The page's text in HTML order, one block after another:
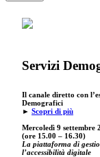
Servizi
Il canale diretto con
Demografici
► Scopri di più
Mercoledì 9 settembre
(ore 15.00 – 16.30)
La piattaforma di
l’accessibilità digitale